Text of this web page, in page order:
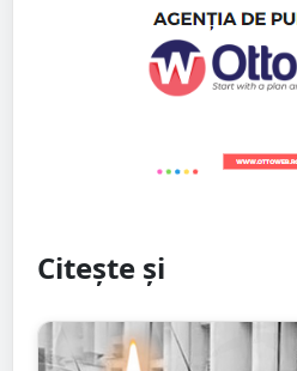
Citește și